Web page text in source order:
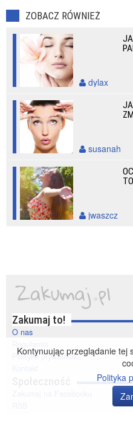
ZOBACZ RÓWNIEŻ
dylax
susanah
jwaszcz
Zakumaj to!
O nas
Polityka prywatności
Kontynuując przeglądanie tej
Polityka